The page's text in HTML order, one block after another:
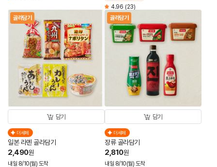
4.96 (23)
골라담기
담기
더세페
일본 라멘 골라담기
2,490원
내일 8/10(월) 도착
골라담기
담기
더세페
장류 골라담기
2,810원
내일 8/10(월) 도착